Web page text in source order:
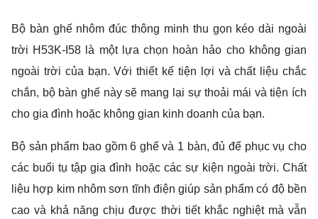
Bộ bàn ghế nhôm đúc thông minh thu gọn kéo dài ngoài
trời H53K-I58 là một lựa chọn hoàn hảo cho không gian
ngoài trời của bạn. Với thiết kế tiện lợi và chất liệu chắc
chắn, bộ bàn ghế này sẽ mang lại sự thoải mái và tiện ích
cho gia đình hoặc không gian kinh doanh của bạn.
Bộ sản phẩm bao gồm 6 ghế và 1 bàn, đủ để phục vụ cho
các buổi tụ tập gia đình hoặc các sự kiện ngoài trời. Chất
liệu hợp kim nhôm sơn tĩnh điện giúp sản phẩm có độ bền
cao và khả năng chịu được thời tiết khắc nghiệt mà vẫn